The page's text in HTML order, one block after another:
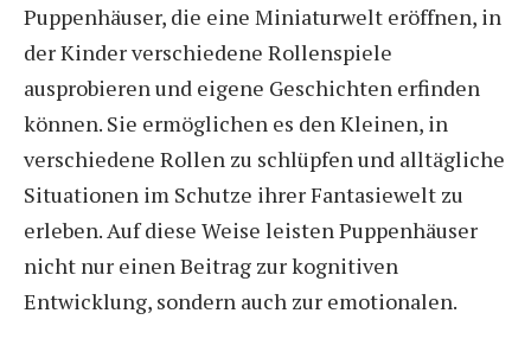
Puppenhäuser, die eine Miniaturwelt eröffnen, in
der Kinder verschiedene Rollenspiele
ausprobieren und eigene Geschichten erfinden
können. Sie ermöglichen es den Kleinen, in
verschiedene Rollen zu schlüpfen und alltägliche
Situationen im Schutze ihrer Fantasiewelt zu
erleben. Auf diese Weise leisten Puppenhäuser
nicht nur einen Beitrag zur kognitiven
Entwicklung, sondern auch zur emotionalen.